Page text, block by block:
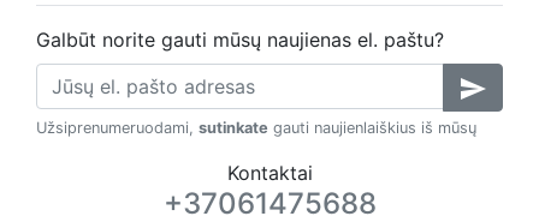
Galbūt norite gauti mūsų naujienas el. paštu?
send
Užsiprenumeruodami, sutinkate gauti naujienlaiškius iš mūsų
Kontaktai
+37061475688